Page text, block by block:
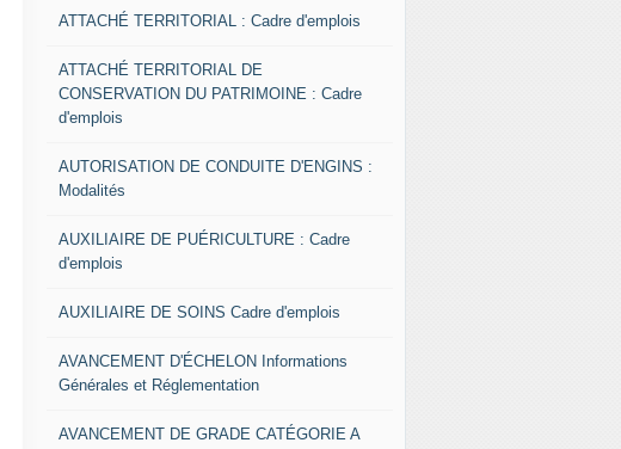
ATTACHÉ TERRITORIAL : Cadre d'emplois
ATTACHÉ TERRITORIAL DE
CONSERVATION DU PATRIMOINE : Cadre
d'emplois
AUTORISATION DE CONDUITE D'ENGINS :
Modalités
AUXILIAIRE DE PUÉRICULTURE : Cadre
d'emplois
AUXILIAIRE DE SOINS Cadre d'emplois
AVANCEMENT D'ÉCHELON Informations
Générales et Réglementation
AVANCEMENT DE GRADE CATÉGORIE A